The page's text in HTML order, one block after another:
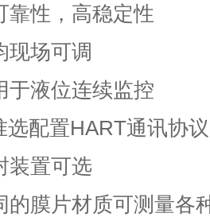
靠性，高稳定性
现场可调
于液位连续监控
选配置HART通讯协议
装置可选
的膜片材质可测量各